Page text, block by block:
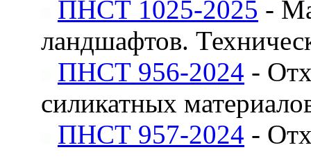
ПНСТ 1025-2025 -
ландшафтов.
ПНСТ 956-2024 -
силикатных
ПНСТ 957-2024 -